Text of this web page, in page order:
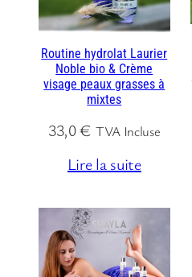
Routine hydrolat Laurier
Noble bio & Crème
visage peaux grasses à
mixtes
33,0€ TVA Incluse
Lire la suite